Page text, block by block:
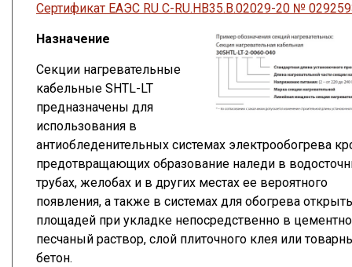
Сертификат ЕАЭС RU C-RU.HB35.B.02029-20 №
Назначение
Секции нагревательные
кабельные SHTL-LT
предназначены для
использования в
антиобледенительных системах электрообогрева
предотвращающих образование наледи в
трубах, желобах и в других местах ее вероятного
появления, а также в системах для обогрева
площадей при укладке непосредственно в
песчаный раствор, слой плиточного клея или
бетон.